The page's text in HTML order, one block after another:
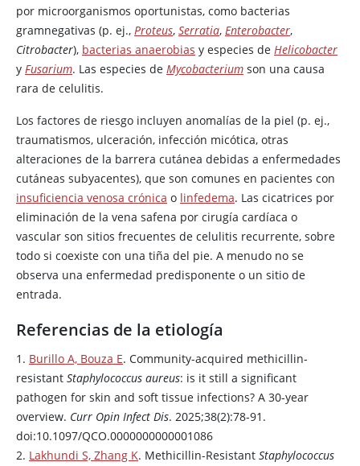
por microorganismos oportunistas, como bacterias
gramnegativas (p. ej., Proteus, Serratia, Enterobacter,
Citrobacter), bacterias anaerobias y especies de Helicobacter
y Fusarium. Las especies de Mycobacterium son una causa
rara de celulitis.
Los factores de riesgo incluyen anomalías de la piel (p. ej.,
traumatismos, ulceración, infección micótica, otras
alteraciones de la barrera cutánea debidas a enfermedades
cutáneas subyacentes), que son comunes en pacientes con
insuficiencia venosa crónica o linfedema. Las cicatrices por
eliminación de la vena safena por cirugía cardíaca o
vascular son sitios frecuentes de celulitis recurrente, sobre
todo si coexiste con una tiña del pie. A menudo no se
observa una enfermedad predisponente o un sitio de
entrada.
Referencias de la etiología
1. Burillo A, Bouza E. Community-acquired methicillin-
resistant Staphylococcus aureus: is it still a significant
pathogen for skin and soft tissue infections? A 30-year
overview. Curr Opin Infect Dis. 2025;38(2):78-91.
doi:10.1097/QCO.0000000000001086
2. Lakhundi S, Zhang K. Methicillin-Resistant Staphylococcus